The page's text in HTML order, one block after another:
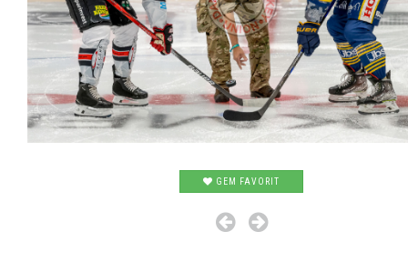
GEM FAVORIT